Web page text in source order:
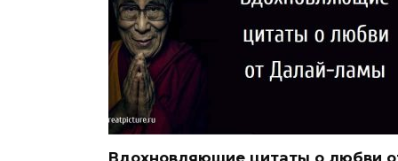
Вдохновляющие цитаты о любви